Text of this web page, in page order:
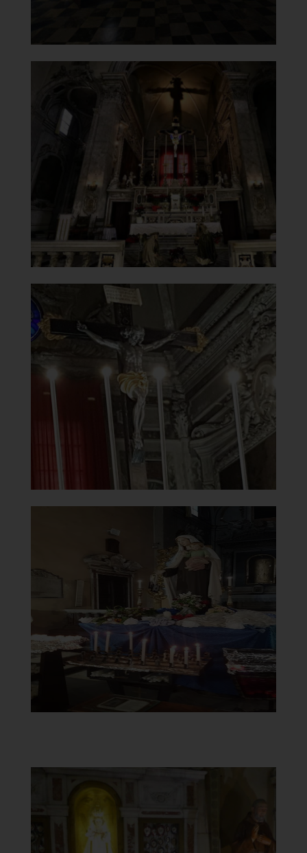
Chiesa di Santa Maria del
Carmine
Altare maggiore
Clicca per ingrandire
Chiesa di Santa Maria del
Carmine
Crocifisso
[
Clicca per ingrandire
Chiesa di Santa Maria del
Carmine
Statua Madonna del Carmine
[
Clicca per ingrandire
]
Carmine